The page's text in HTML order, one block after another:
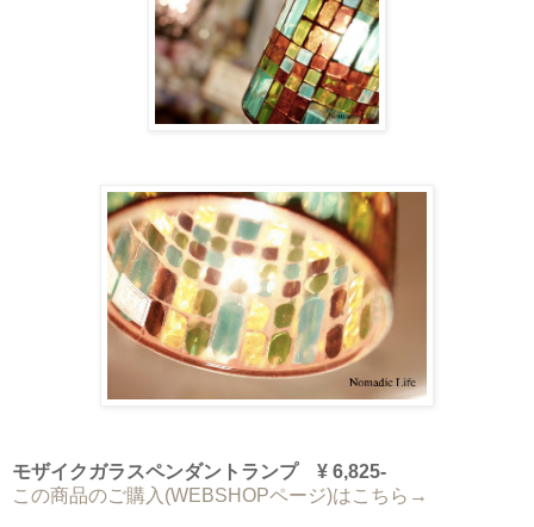
モザイクガラスペンダントランプ ¥ 6,825-
この商品のご購入(WEBSHOPページ)はこちら→